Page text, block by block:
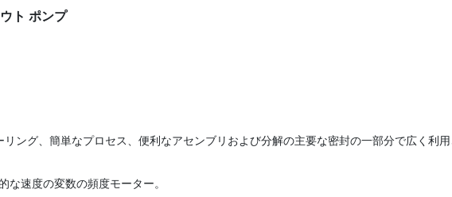
ト ポンプ
ング、簡単なプロセス、便利なアセンブリおよび分解の主要な密封の一部分で広く利
な速度の変数の頻度モーター。